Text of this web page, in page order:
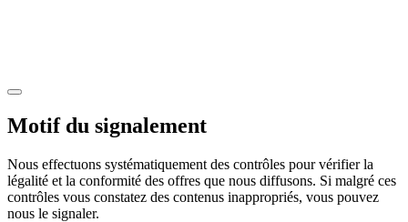
Motif du signalement
Nous effectuons systématiquement des contrôles pour vérifier la
légalité et la conformité des offres que nous diffusons. Si malgré ces
contrôles vous constatez des contenus inappropriés, vous pouvez
nous le signaler.